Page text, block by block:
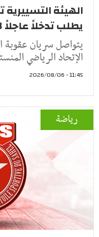
الهيئة التسييرية
يطلب تدخلاً عاجلاً
يتواصل سريان عقوبة
الإتحاد الرياضي
11:45 - 2026/08/06
رياضة